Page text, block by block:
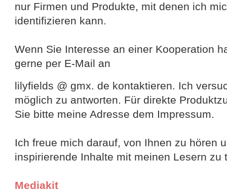
nur Firmen und Produkte, mit denen ich
identifizieren kann.
Wenn Sie Interesse an einer Kooperation
gerne per E-Mail an
lilyfields @ gmx. de kontaktieren. Ich
möglich zu antworten. Für direkte
Sie bitte meine Adresse dem Impressum.
Ich freue mich darauf, von Ihnen zu hören
inspirierende Inhalte mit meinen Lesern zu
Mediakit